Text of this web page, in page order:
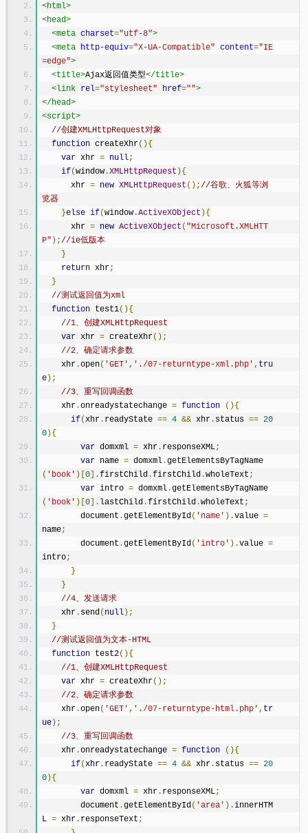
<html>
<head>
<meta charset="utf-8">
<meta http-equiv="X-UA-Compatible" content="IE
=edge">
<title>Ajax返回值类型</title>
<link rel="stylesheet" href="">
</head>
<script>
//创建XMLHttpRequest对象
function createXhr(){
var xhr = null;
if(window .XMLHttpRequest ){
      xhr
= new XMLHttpRequest ();//谷歌、火狐等浏
览器
}else if(window.ActiveXObject ){
      xhr
= new ActiveXObject ( "Microsoft.XMLHTT
P" );//ie低版本
}
return xhr;
}
//测试返回值为xml
function test1(){
//1、创建XMLHttpRequest
var xhr = createXhr();
//2、确定请求参数
    xhr
.open( 'GET' , './07-returntype-xml.php' , tru
e );
//3、重写回调函数
    xhr
.onreadystatechange = function
(){
if(xhr . readyState == 4 && xhr . status == 20
0 ){
var domxml = xhr . responseXML;
var name = domxml.getElementsByTagName
( 'book' )[ 0 ].firstChild .firstChild .wholeText ;
var intro = domxml.getElementsByTagName
( 'book' )[ 0 ]. lastChild .firstChild .wholeText ;
        document
.getElementById( 'name' ).value =
name;
        document
.getElementById( 'intro' ).value =
intro;
}
}
//4、发送请求
    xhr
. send( null );
}
//测试返回值为文本-HTML
function test2(){
//1、创建XMLHttpRequest
var xhr = createXhr();
//2、确定请求参数
    xhr
.open( 'GET' , './07-returntype-html.php' , tr
ue );
//3、重写回调函数
    xhr
.onreadystatechange = function
(){
if(xhr. readyState == 4 && xhr. status == 20
0 ){
var domxml = xhr. responseXML;
        document
.getElementById( 'area' ).innerHTM
L = xhr. responseText ;